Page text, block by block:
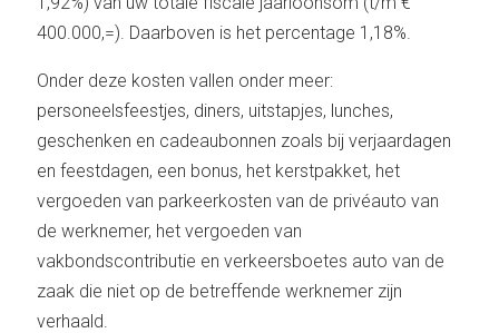
400.000,=). Daarboven is het percentage 1,18%.
Onder deze kosten vallen onder meer:
personeelsfeestjes, diners, uitstapjes, lunches,
geschenken en cadeaubonnen zoals bij verjaardagen
en feestdagen, een bonus, het kerstpakket, het
vergoeden van parkeerkosten van de privéauto van
de werknemer, het vergoeden van
vakbondscontributie en verkeersboetes auto van de
zaak die niet op de betreffende werknemer zijn
verhaald.